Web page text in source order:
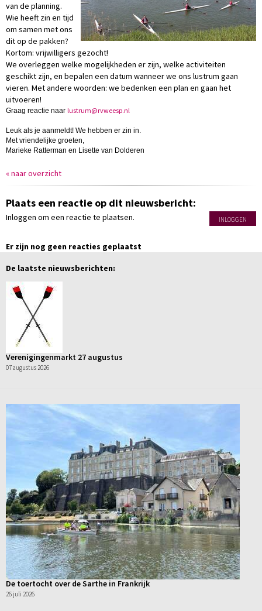
van de planning.
Wie heeft zin en tijd
om samen met ons
dit op de pakken?
Kortom: vrijwilligers gezocht!
We overleggen welke mogelijkheden er zijn, welke activiteiten
geschikt zijn, en bepalen een datum wanneer we ons lustrum gaan
vieren. Met andere woorden: we bedenken een plan en gaan het
uitvoeren!
Graag reactie naar murtsul@rvweesp.nl
Leuk als je aanmeldt! We hebben er zin in.
Met vriendelijke groeten,
Marieke Ratterman en Lisette van Dolderen
« naar overzicht
Plaats een reactie op dit nieuwsbericht:
Inloggen om een reactie te plaatsen. INLOGGEN
Er zijn nog geen reacties geplaatst
De laatste nieuwsberichten:
Verenigingenmarkt 27 augustus
07 augustus 2026
De toertocht over de Sarthe in Frankrijk
26 juli 2026